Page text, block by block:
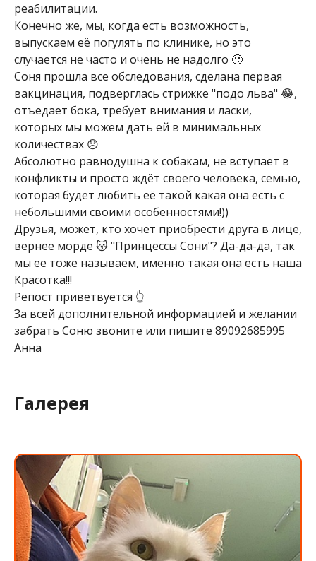
реабилитации.
Конечно же, мы, когда есть возможность,
выпускаем её погулять по клинике, но это
случается не часто и очень не надолго 🙁
Соня прошла все обследования, сделана первая
вакцинация, подверглась стрижке "подо льва" 😂,
отъедает бока, требует внимания и ласки,
которых мы можем дать ей в минимальных
количествах 😞
Абсолютно равнодушна к собакам, не вступает в
конфликты и просто ждёт своего человека, семью,
которая будет любить её такой какая она есть с
небольшими своими особенностями!))
Друзья, может, кто хочет приобрести друга в лице,
вернее морде 😽 "Принцессы Сони"? Да-да-да, так
мы её тоже называем, именно такая она есть наша
Красотка!!!
Репост приветвуется 👆
За всей дополнительной информацией и желании
забрать Соню звоните или пишите 89092685995
Анна
Галерея